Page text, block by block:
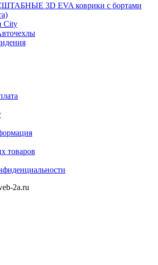
3D EVA коврики с бортами
City
товаров
2a.ru